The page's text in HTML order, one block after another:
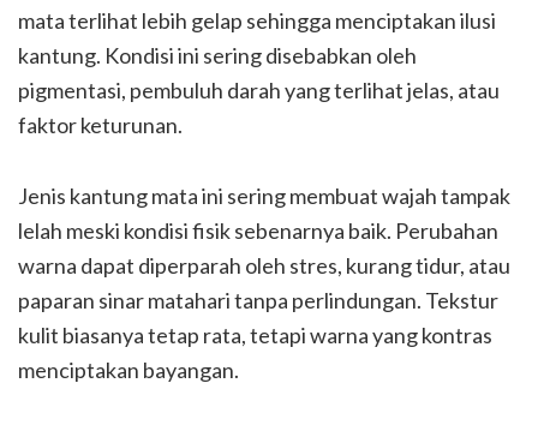
mata terlihat lebih gelap sehingga menciptakan ilusi
kantung. Kondisi ini sering disebabkan oleh
pigmentasi, pembuluh darah yang terlihat jelas, atau
faktor keturunan.
Jenis kantung mata ini sering membuat wajah tampak
lelah meski kondisi fisik sebenarnya baik. Perubahan
warna dapat diperparah oleh stres, kurang tidur, atau
paparan sinar matahari tanpa perlindungan. Tekstur
kulit biasanya tetap rata, tetapi warna yang kontras
menciptakan bayangan.